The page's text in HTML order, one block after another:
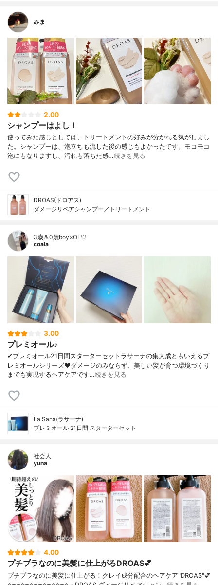
みま
2.00
シャンプーはよし！
使ってみた感じとしては、トリートメントの好みが分かれる気がしまし
た。シャンプーは、泡立ちも流した後の感じもよかったです。モコモコ
泡にもなりますし、汚れも落ちた感…続きを見る
DROAS(ドロアス)
ダメージリペアシャンプー／トリートメント
3歳＆0歳boy×OL🤍
coala
3.00
プレミオール♪
✔︎プレミオール21日間スターターセットラサーナの集大成ともいえるプ
レミオールシリーズ❤︎ダメージのみならず、美しい髪が育つ環境づくり
までも実現するヘアケアです…続きを見る
La Sana(ラサーナ)
プレミオール 21日間 スターターセット
社会人
yuna
4.00
プチプラなのに美髪に仕上がるDROAS💕
プチプラなのに美髪に仕上がる！クレイ成分配合のヘアケア"DROAS"💕